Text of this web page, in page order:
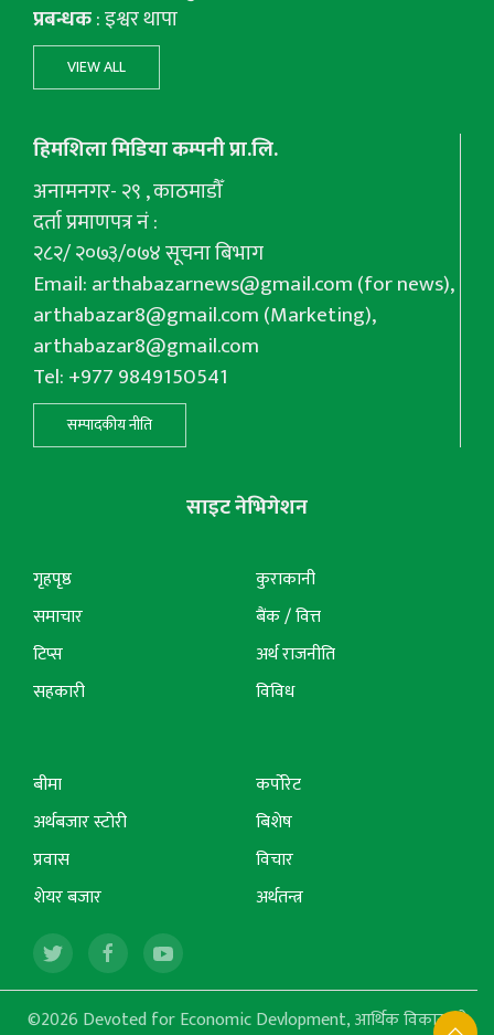
प्रबन्धक: इश्वर थापा
VIEW ALL
हिमशिला मिडिया कम्पनी प्रा.लि.
अनामनगर- २९ , काठमाडौँ
दर्ता प्रमाणपत्र नं :
२८२/ २०७३/०७४ सूचना बिभाग
Email:arthabazarnews@gmail.com(for news),
arthabazar8@gmail.com(Marketing),
arthabazar8@gmail.com
Tel: +977 9849150541
सम्पादकीय नीति
साइट नेभिगेशन
गृहपृष्ठ
समाचार
टिप्स
सहकारी
कुराकानी
बैंक / वित्त
अर्थ राजनीति
विविध
बीमा
अर्थबजार स्टोरी
प्रवास
शेयर बजार
कर्पोरेट
बिशेष
विचार
अर्थतन्त्र
©2026 Devoted for Economic Devlopment, आर्थिक विकासको